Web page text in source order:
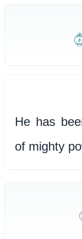
He has
of mighty